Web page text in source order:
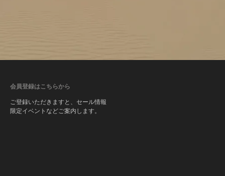
会員登録はこちらから
ご登録いただきますと、セール情報
限定イベントなどご案内します。